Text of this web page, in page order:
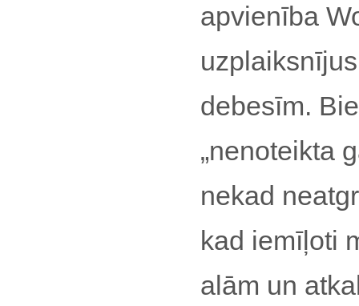
apvienība
debesīm.
„nenoteikta
nekad
kad iemīļoti
alām un